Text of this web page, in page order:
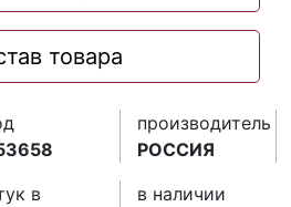
товара
производитель
РОССИЯ
в
в наличии